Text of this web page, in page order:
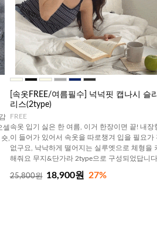
셀
,
[속옷FREE/여름필수] 넉넉핏 캡나시 슬
리스(2type)
FREE
속옷 입기 싫은 한 여름, 이거 한장이면 끝! 내장
이 들어가 있어서 속옷을 따로챙겨 입을 필요가
없구요, 낙낙하게 떨어지는 실루엣으로 체형을
해줘요 무지&단가라 2type으로 구성되었답니다
25,800원 18,900원 27%